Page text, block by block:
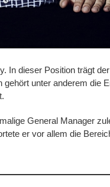
In dieser Position trägt
unter anderem die
General Manager
er vor allem die